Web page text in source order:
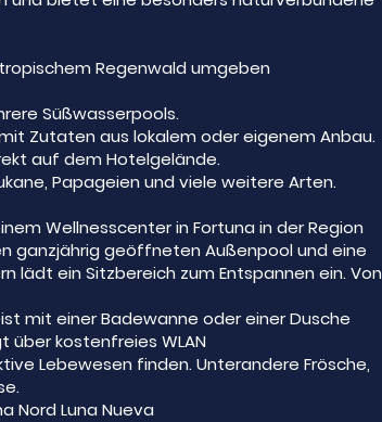
Regenwald umgeben
Süßwasserpools.
Zutaten aus lokalem oder eigenem Anbau.
auf dem Hotelgelände.
Papageien und viele weitere Arten.
Wellnesscenter in Fortuna in der Region
ganzjährig geöffneten Außenpool und eine
lädt ein Sitzbereich zum Entspannen ein. Von
mit einer Badewanne oder einer Dusche
über kostenfreies WLAN
Lebewesen finden. Unterandere Frösche,
Nord Luna Nueva